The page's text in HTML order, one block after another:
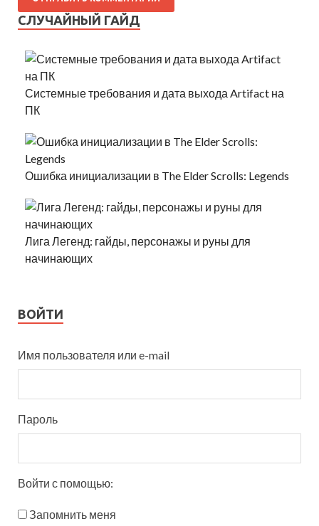
СЛУЧАЙНЫЙ ГАЙД
Системные требования и дата выхода Artifact на
ПК
Ошибка инициализации в The Elder Scrolls: Legends
Лига Легенд: гайды, персонажы и руны для
начинающих
ВОЙТИ
Имя пользователя или e-mail
Пароль
Войти с помощью:
Запомнить меня